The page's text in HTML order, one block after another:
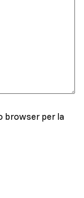
browser per la